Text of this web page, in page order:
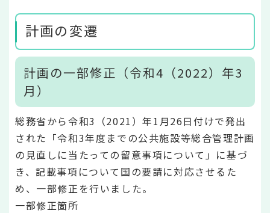
計画の変遷
計画の一部修正（令和4（2022）年3
月）
総務省から令和3（2021）年1月26日付けで発出
された「令和3年度までの公共施設等総合管理計画
の見直しに当たっての留意事項について」に基づ
き、記載事項について国の要請に対応させるた
め、一部修正を行いました。
一部修正箇所